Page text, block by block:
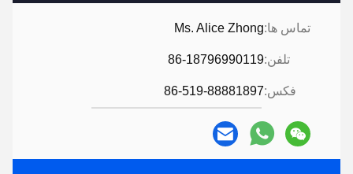
تماس ها:Ms. Alice Zhong
تلفن:86-18796990119
فکس:86-519-88881897